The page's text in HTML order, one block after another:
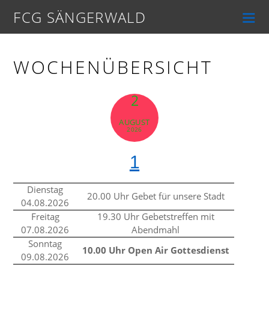
FCG SÄNGERWALD
WOCHENÜBERSICHT
2
AUGUST
2026
1
Dienstag
04.08.2026
20.00 Uhr Gebet für unsere Stadt
Freitag
07.08.2026
19.30 Uhr Gebetstreffen mit
Abendmahl
Sonntag
09.08.2026
10.00 Uhr Open Air Gottesdienst